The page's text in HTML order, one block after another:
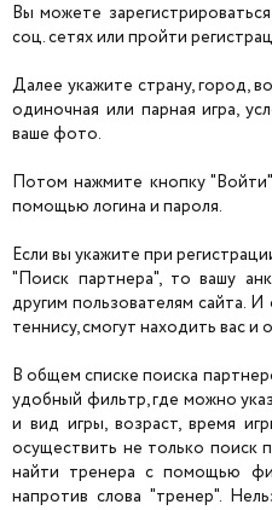
Вы можете
соц. сетях или пройти
Далее укажите страну, город,
одиночная или парная игра,
ваше фото.
Потом нажмите кнопку
помощью логина и пароля.
Если вы укажите при
"Поиск партнера", то вашу
другим пользователям сайта.
теннису, смогут находить вас и
В общем списке поиска
удобный фильтр, где можно
и вид игры, возраст, время
осуществить не только поиск
найти тренера с помощью
напротив слова "тренер".